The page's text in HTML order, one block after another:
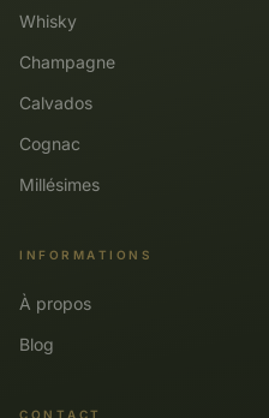
Whisky
Champagne
Calvados
Cognac
Millésimes
INFORMATIONS
À propos
Blog
CONTACT